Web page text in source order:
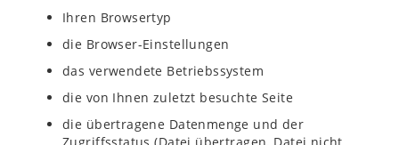
Ihren Browsertyp
die Browser-Einstellungen
das verwendete Betriebssystem
die von Ihnen zuletzt besuchte Seite
die übertragene Datenmenge und der